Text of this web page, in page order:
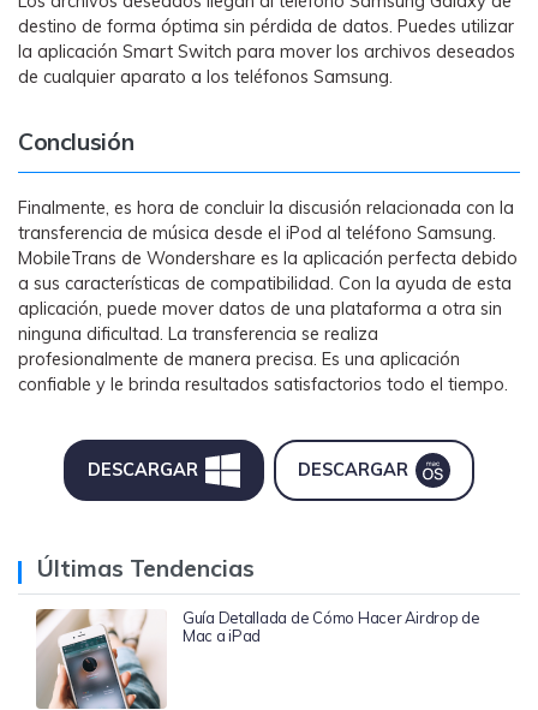
destino de forma óptima sin pérdida de datos. Puedes utilizar
la aplicación Smart Switch para mover los archivos deseados
de cualquier aparato a los teléfonos Samsung.
Conclusión
Finalmente, es hora de concluir la discusión relacionada con la
transferencia de música desde el iPod al teléfono Samsung.
MobileTrans de Wondershare es la aplicación perfecta debido
a sus características de compatibilidad. Con la ayuda de esta
aplicación, puede mover datos de una plataforma a otra sin
ninguna dificultad. La transferencia se realiza
profesionalmente de manera precisa. Es una aplicación
confiable y le brinda resultados satisfactorios todo el tiempo.
DESCARGAR DESCARGAR
Últimas Tendencias
Guía Detallada de Cómo Hacer Airdrop de
Mac a iPad